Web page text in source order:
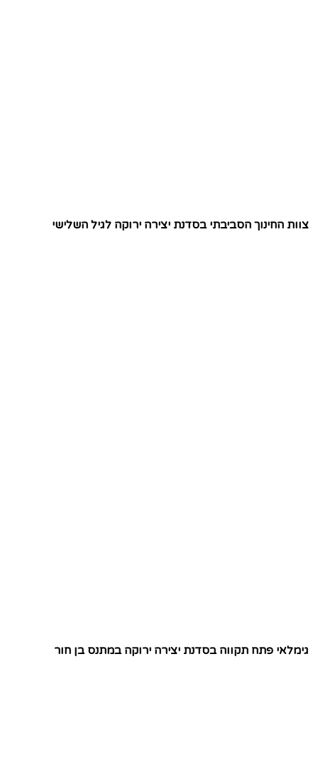
צוות החינוך הסביבתי בסדנת יצירה ירוקה לגיל השלישי
גימלאי פתח תקווה בסדנת יצירה ירוקה במתנס בן חור